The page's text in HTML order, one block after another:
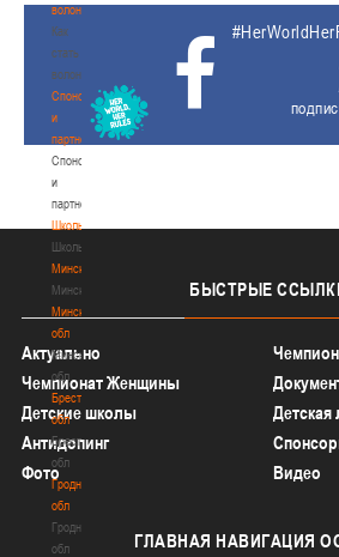
волонтером
Как
стать
волонтером
Спонсоры
и
партнеры
Спонсоры
и
партнеры
Школы
Школы
Минск
Минск
Минская
обл
Минская
обл
Брестская
обл
Брестская
обл
Гродненская
обл
Гродненская
обл
БЫСТРЫЕ
Актуально
Чемпионат Женщины
Детские школы
Детская
Антидопинг
Фото
Видео
ГЛАВНАЯ НАВИГАЦИЯ